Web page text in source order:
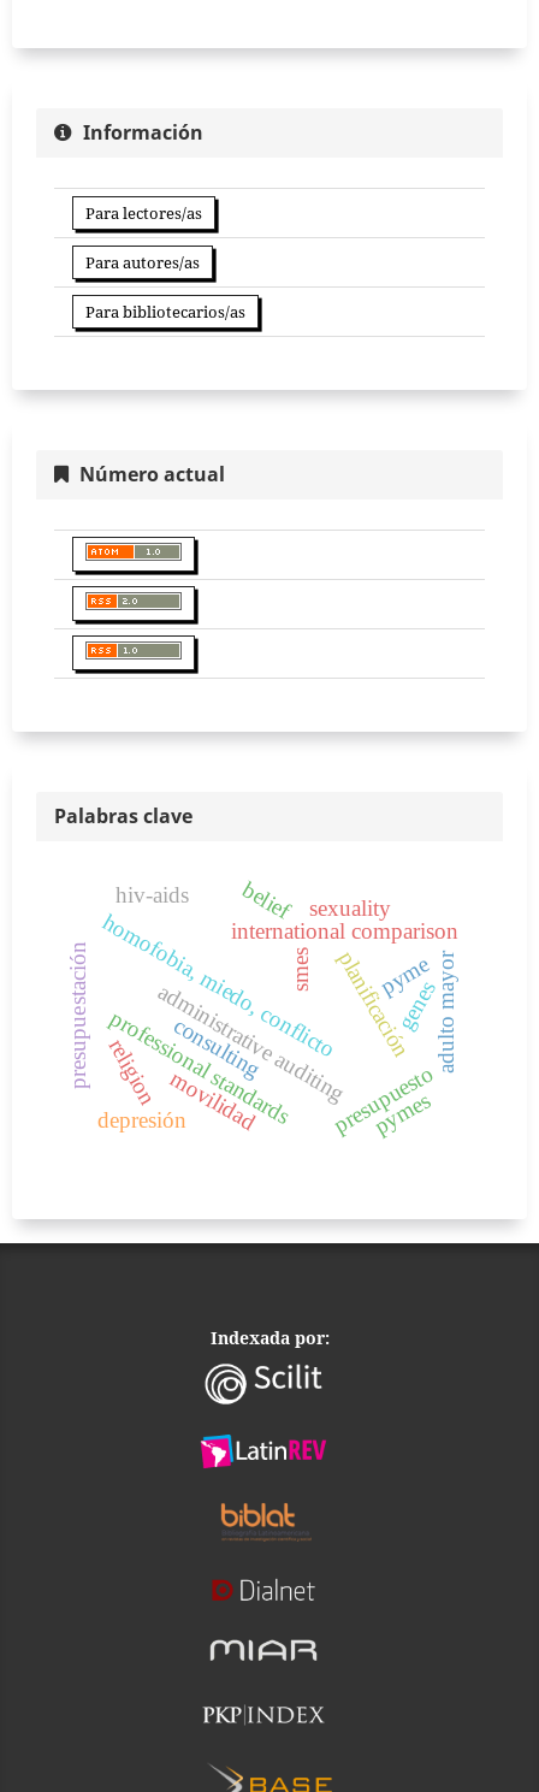
Información
Para lectores/as
Para autores/as
Para bibliotecarios/as
Número actual
Palabras clave
homofobia, miedo, conflicto
administrative auditing
consulting
international comparison
smes
professional standards presupuesto
planificación
presupuestación religion
belief sexuality
hiv-aids
adulto mayor
movilidad
genes
pyme
pymes
depresión
Indexada por: